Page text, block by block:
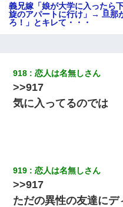
義兄嫁「娘が大学に入ったら
旋のアパートに行け」→ 旦那
ろ！」とキレて・・・
ホテルに泊まったんだけど従
故私が怒鳴られなきゃいけな
旦那の元カノをSNSで探して
を晒してた。ほとんどがブス
評価で苦々しく思った
918 恋人は名無しさん
>>917
気に入ってるのでは
919 恋人は名無しさん
>>917
ただの異性の友達に